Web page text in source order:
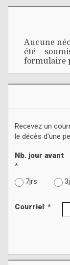
Aucune
été
formulaire
Recevez un
le décès d'une
Nb. jour avant
*
7jrs
Courriel : *